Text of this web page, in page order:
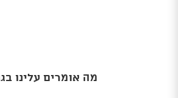
מה אומרים עלינו